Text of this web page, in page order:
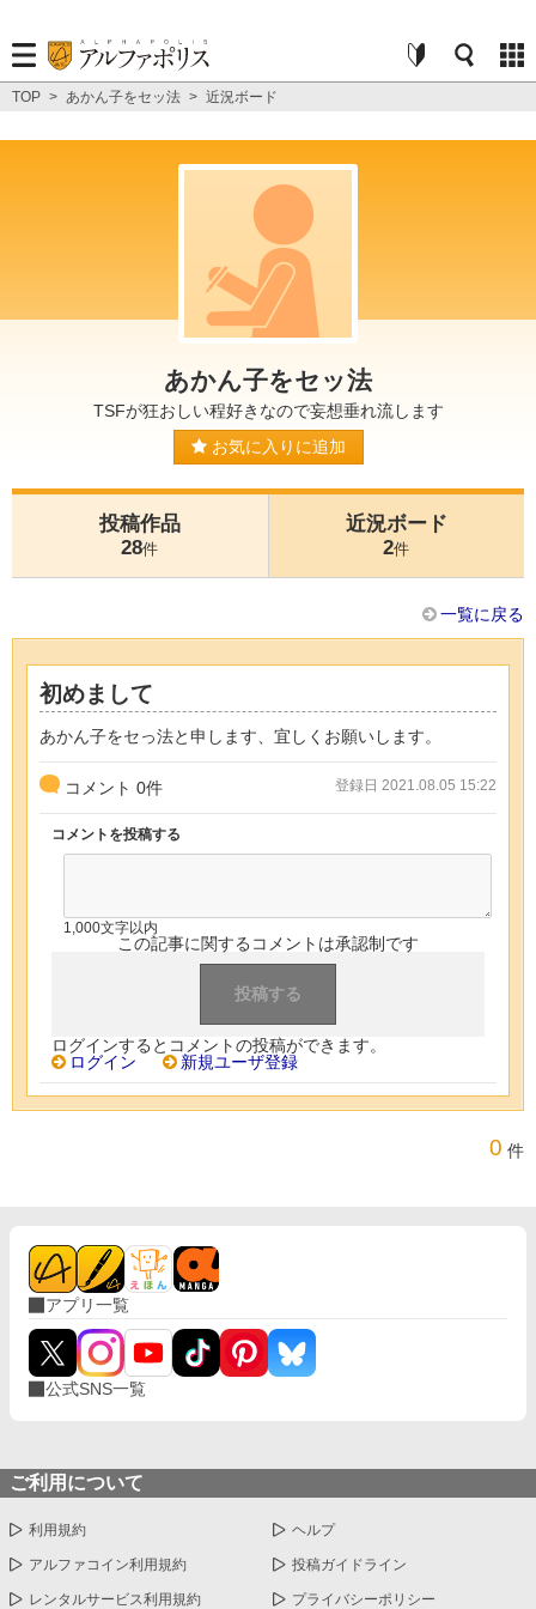
TOP > あかん子をセッ法 > 近況ボード
あかん子をセッ法
TSFが狂おしい程好きなので妄想垂れ流します
お気に入りに追加
投稿作品
28件
近況ボード
2件
一覧に戻る
初めまして
あかん子をセっ法と申します、宜しくお願いします。
コメント 0件 登録日 2021.08.05 15:22
コメントを投稿する
1,000文字以内
この記事に関するコメントは承認制です
ログインするとコメントの投稿ができます。
ログイン
新規ユーザ登録
0 件
アプリ一覧
公式SNS一覧
ご利用について
利用規約 ヘルプ
アルファコイン利用規約 投稿ガイドライン
レンタルサービス利用規約 プライバシーポリシー